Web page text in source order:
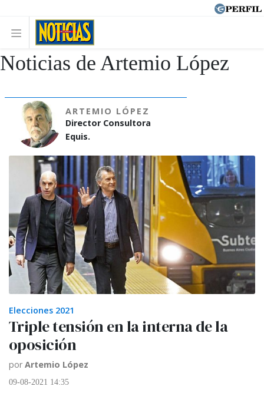
Noticias de Artemio López
ARTEMIO LÓPEZ
Director Consultora
Equis.
Elecciones 2021
Triple tensión en la interna de la
oposición
porArtemio López
09-08-2021 14:35